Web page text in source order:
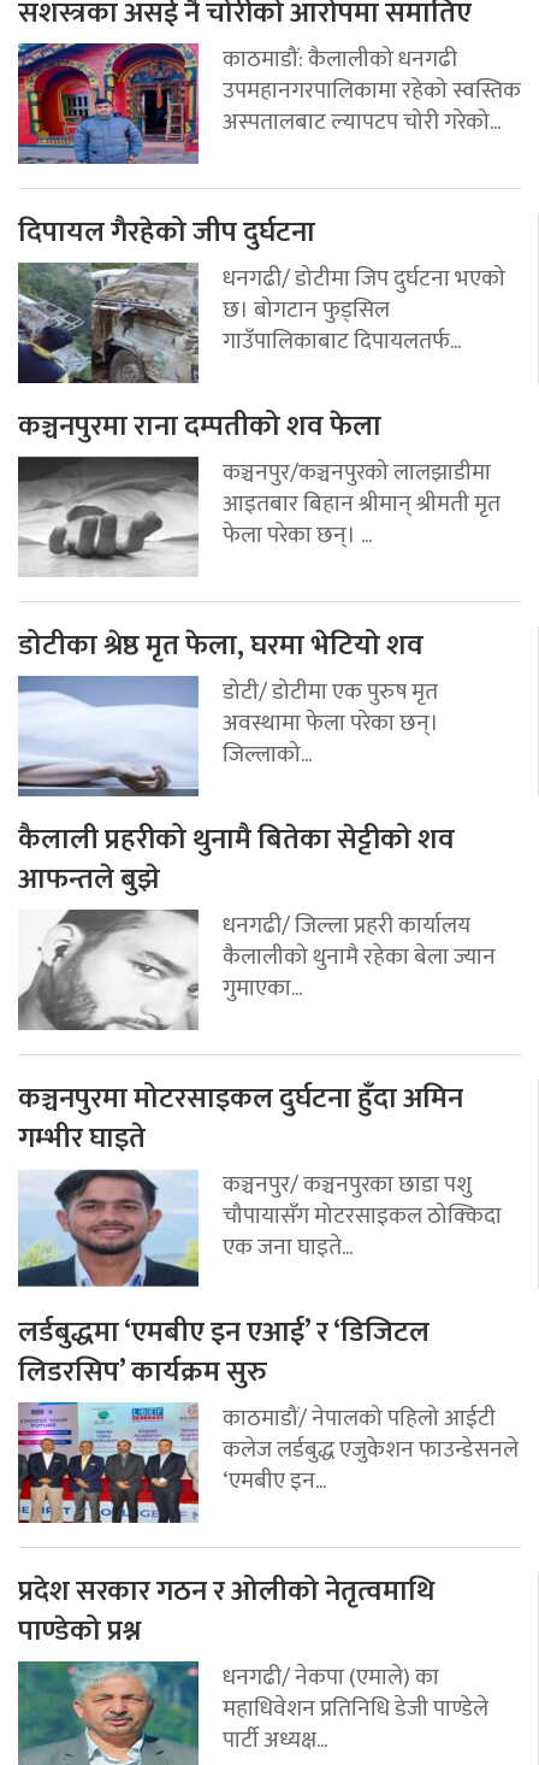
सशस्त्रका असई नै चोरीको आरोपमा समातिए
काठमाडौं: कैलालीको धनगढी
उपमहानगरपालिकामा रहेको स्वस्तिक
अस्पतालबाट ल्यापटप चोरी गरेको...
दिपायल गैरहेको जीप दुर्घटना
धनगढी/ डोटीमा जिप दुर्घटना भएको
छ। बोगटान फुड्सिल
गाउँपालिकाबाट दिपायलतर्फ...
कञ्चनपुरमा राना दम्पतीको शव फेला
कञ्चनपुर/कञ्चनपुरको लालझाडीमा
आइतबार बिहान श्रीमान् श्रीमती मृत
फेला परेका छन्। ...
डोटीका श्रेष्ठ मृत फेला, घरमा भेटियो शव
डोटी/ डोटीमा एक पुरुष मृत
अवस्थामा फेला परेका छन्।
जिल्लाको...
कैलाली प्रहरीको थुनामै बितेका सेट्टीको शव
आफन्तले बुझे
धनगढी/ जिल्ला प्रहरी कार्यालय
कैलालीको थुनामै रहेका बेला ज्यान
गुमाएका...
कञ्चनपुरमा मोटरसाइकल दुर्घटना हुँदा अमिन
गम्भीर घाइते
कञ्चनपुर/ कञ्चनपुरका छाडा पशु
चौपायासँग मोटरसाइकल ठोक्किदा
एक जना घाइते...
लर्डबुद्धमा ‘एमबीए इन एआई’ र ‘डिजिटल
लिडरसिप’ कार्यक्रम सुरु
काठमाडौं/ नेपालको पहिलो आईटी
कलेज लर्डबुद्ध एजुकेशन फाउन्डेसनले
‘एमबीए इन...
प्रदेश सरकार गठन र ओलीको नेतृत्वमाथि
पाण्डेको प्रश्न
धनगढी/ नेकपा (एमाले) का
महाधिवेशन प्रतिनिधि डेजी पाण्डेले
पार्टी अध्यक्ष...